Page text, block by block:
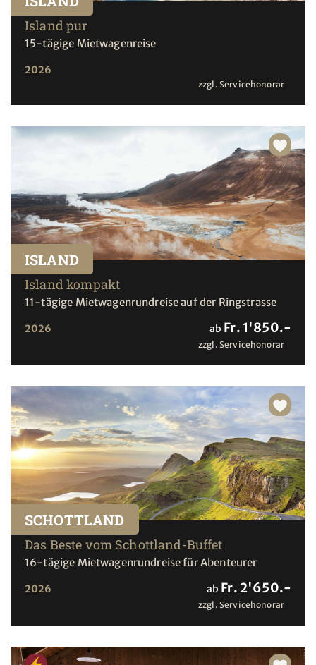
Island pur
15-tägige Mietwagenreise
2026
zzgl. Servicehonorar
ISLAND
Island kompakt
11-tägige Mietwagenrundreise auf der Ringstrasse
2026 ab Fr. 1'850.-
zzgl. Servicehonorar
SCHOTTLAND
Das Beste vom Schottland-Buffet
16-tägige Mietwagenrundreise für Abenteurer
2026 ab Fr. 2'650.-
zzgl. Servicehonorar